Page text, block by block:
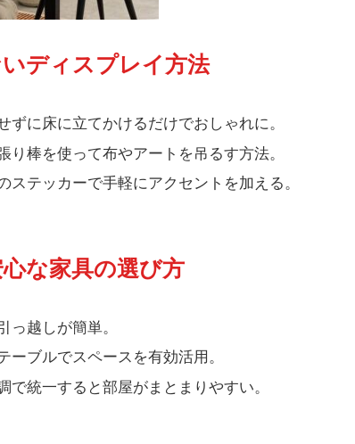
ディスプレイ方法
ずに床に立てかけるだけでおしゃれに。
り棒を使って布やアートを吊るす方法。
ステッカーで手軽にアクセントを加える。
な家具の選び方
っ越しが簡単。
ーブルでスペースを有効活用。
で統一すると部屋がまとまりやすい。